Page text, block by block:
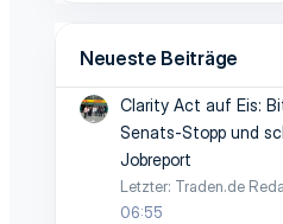
Neueste Beiträge
Clarity Act auf Eis:
Senats-Stopp und
Jobreport
Letzter: Traden.de
06:55